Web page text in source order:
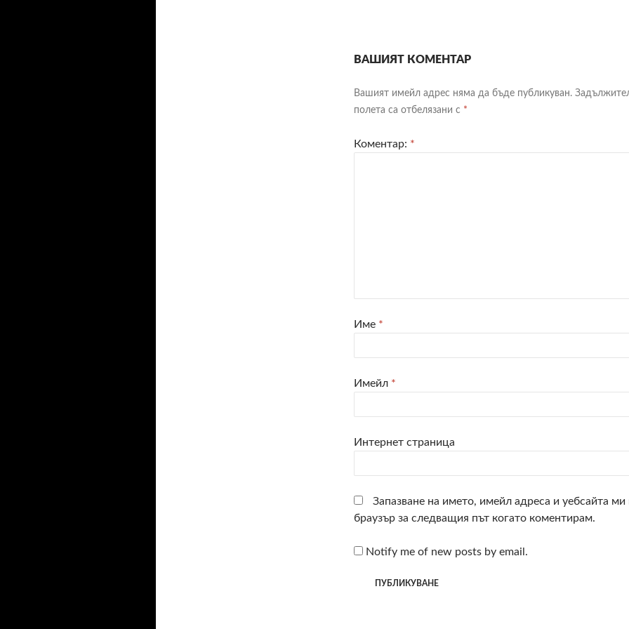
ВАШИЯТ КОМЕНТАР
Вашият имейл адрес няма да бъде публикуван.
полета са отбелязани с *
Коментар: *
Име *
Имейл *
Интернет страница
Запазване на името, имейл адреса и уебсайта ми
браузър за следващия път когато коментирам.
Notify me of new posts by email.